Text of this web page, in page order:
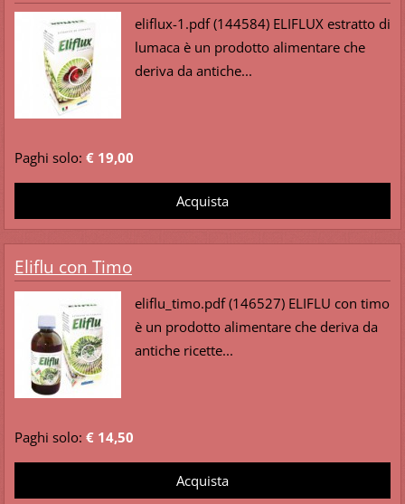
eliflux-1.pdf (144584) ELIFLUX estratto di
lumaca è un prodotto alimentare che
deriva da antiche...
Paghi solo: € 19,00
Eliflu con Timo
eliflu_timo.pdf (146527) ELIFLU con timo
è un prodotto alimentare che deriva da
antiche ricette...
Paghi solo: € 14,50